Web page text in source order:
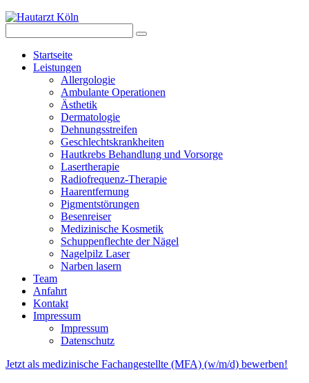
Startseite
Leistungen
Allergologie
Ambulante Operationen
Ästhetik
Dermatologie
Dehnungsstreifen
Geschlechtskrankheiten
Hautkrebs Behandlung und Vorsorge
Lasertherapie
Radiofrequenz-Therapie
Haarentfernung
Pigmentstörungen
Besenreiser
Medizinische Kosmetik
Schuppenflechte der Nägel
Nagelpilz Laser
Narben lasern
Team
Anfahrt
Kontakt
Impressum
Impressum
Datenschutz
Jetzt als medizinische Fachangestellte (MFA) (w/m/d) bewerben!